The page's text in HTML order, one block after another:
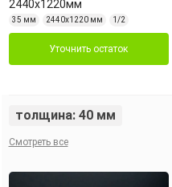
2440х1220мм
35 мм 2440х1220 мм 1/2
Уточнить остаток
толщина: 40 мм
Смотреть все